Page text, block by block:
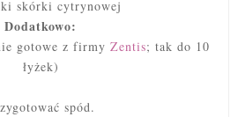
skórki cytrynowej
Dodatkowo:
gotowe z firmy Zentis; tak do 10
łyżek)
spód.